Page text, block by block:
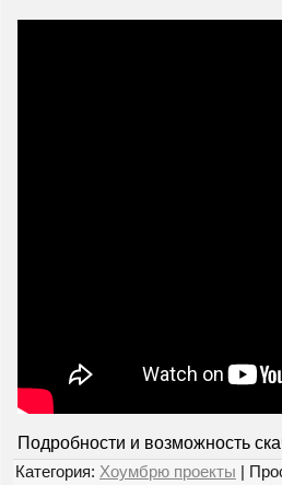
Подробности и возможность
Категория: Хоумбрю проекты |